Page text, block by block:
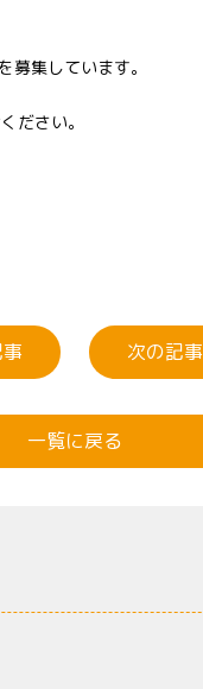
募集しています。
ださい。
次の記事
一覧に戻る